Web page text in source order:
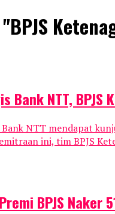
Bank NTT,
Bank NTT mendapat
ini, tim BPJS
BPJS